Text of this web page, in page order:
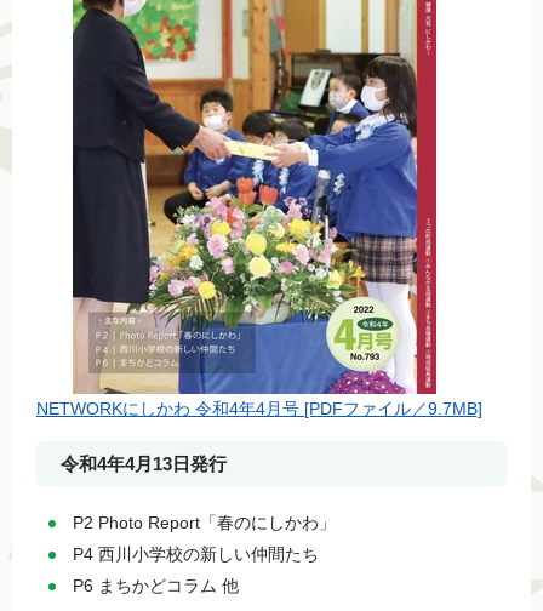
NETWORKにしかわ 令和4年4月号 [PDFファイル／9.7MB]
令和4年4月13日発行
P2 Photo Report「春のにしかわ」
P4 西川小学校の新しい仲間たち
P6 まちかどコラム 他